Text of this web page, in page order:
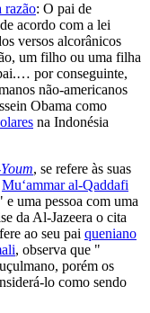
razão: O pai de
acordo com a lei
versos alcorânicos
um filho ou uma filha
por conseguinte,
não-americanos
Obama como
na Indonésia
, se refere às suas
Mu‘ammar al-Qaddafi
uma pessoa com uma
da Al-Jazeera o cita
ao seu pai queniano
, observa que "
porém os
lo como sendo